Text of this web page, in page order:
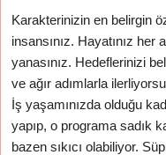
Karakterinizin en belirgin
insansınız. Hayatınız her
yanasınız. Hedeflerinizi
ve ağır adımlarla
İş yaşamınızda olduğu
yapıp, o programa sadık
bazen sıkıcı olabiliyor.